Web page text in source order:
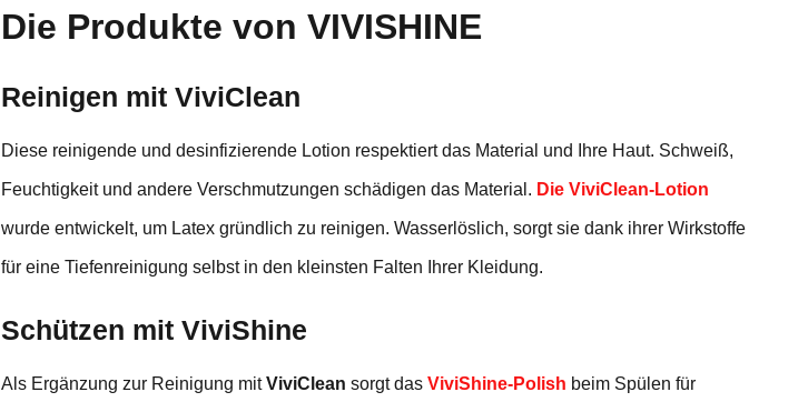
Die Produkte von VIVISHINE
Reinigen mit ViviClean
Diese reinigende und desinfizierende Lotion respektiert das Material und Ihre Haut. Schweiß,
Feuchtigkeit und andere Verschmutzungen schädigen das Material. Die ViviClean-Lotion
wurde entwickelt, um Latex gründlich zu reinigen. Wasserlöslich, sorgt sie dank ihrer Wirkstoffe
für eine Tiefenreinigung selbst in den kleinsten Falten Ihrer Kleidung.
Schützen mit ViviShine
Als Ergänzung zur Reinigung mitViviClean sorgt das ViviShine-Polish beim Spülen für